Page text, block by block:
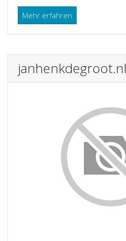
Mehr erfahren
janhenkdegroot.nl